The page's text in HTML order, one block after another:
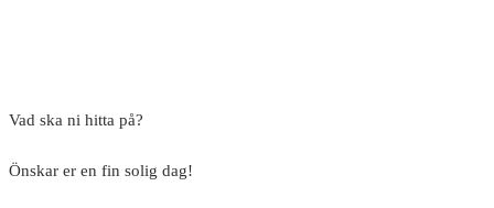
Vad ska ni hitta på?
Önskar er en fin solig dag!